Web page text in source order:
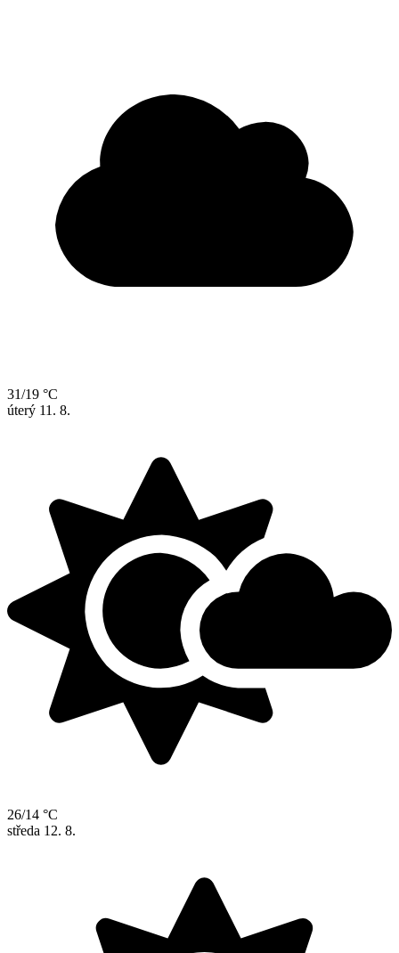
31/19 °C
úterý 11. 8.
26/14 °C
středa 12. 8.